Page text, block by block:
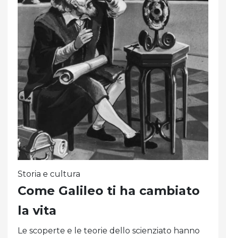
Storia e cultura
Come Galileo ti ha cambiato
la vita
Le scoperte e le teorie dello scienziato hanno